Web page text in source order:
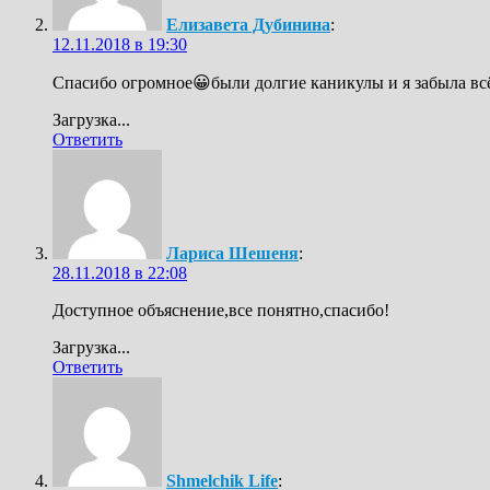
Елизавета Дубинина:
12.11.2018 в 19:30
Спасибо огромное😀были долгие каникулы и я забыла
Загрузка...
Ответить
Лариса Шешеня:
28.11.2018 в 22:08
Доступное объяснение,все понятно,спасибо!
Загрузка...
Ответить
Shmelchik Life: